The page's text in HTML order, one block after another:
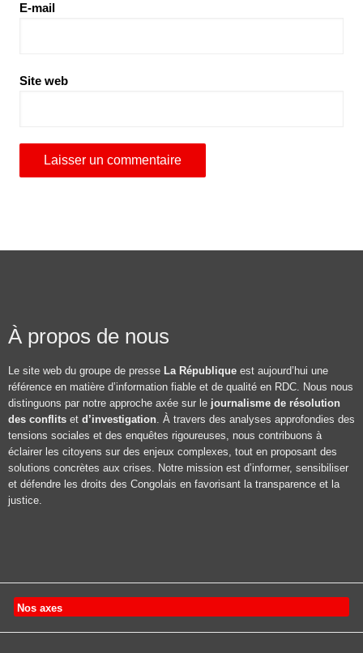
E-mail
Site web
À propos de nous
Le site web du groupe de presse La République est aujourd’hui une
référence en matière d’information fiable et de qualité en RDC. Nous nous
distinguons par notre approche axée sur le journalisme de résolution
des conflits et d’investigation. À travers des analyses approfondies des
tensions sociales et des enquêtes rigoureuses, nous contribuons à
éclairer les citoyens sur des enjeux complexes, tout en proposant des
solutions concrètes aux crises. Notre mission est d’informer, sensibiliser
et défendre les droits des Congolais en favorisant la transparence et la
justice.
Nos axes